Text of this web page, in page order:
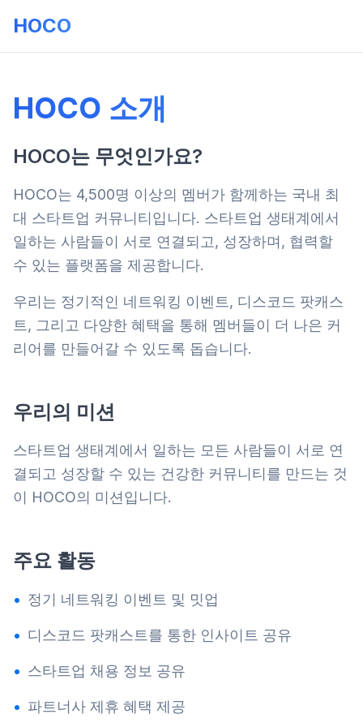
HOCO
HOCO 소개
HOCO는 무엇인가요?
HOCO는 4,500명 이상의 멤버가 함께하는 국내 최
대 스타트업 커뮤니티입니다. 스타트업 생태계에서
일하는 사람들이 서로 연결되고, 성장하며, 협력할
수 있는 플랫폼을 제공합니다.
우리는 정기적인 네트워킹 이벤트, 디스코드 팟캐스
트, 그리고 다양한 혜택을 통해 멤버들이 더 나은 커
리어를 만들어갈 수 있도록 돕습니다.
우리의 미션
스타트업 생태계에서 일하는 모든 사람들이 서로 연
결되고 성장할 수 있는 건강한 커뮤니티를 만드는 것
이 HOCO의 미션입니다.
주요 활동
• 정기 네트워킹 이벤트 및 밋업
• 디스코드 팟캐스트를 통한 인사이트 공유
• 스타트업 채용 정보 공유
• 파트너사 제휴 혜택 제공